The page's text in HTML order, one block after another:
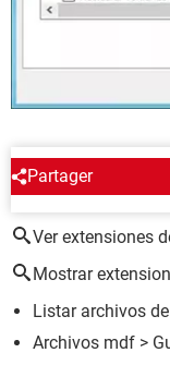
Partager
ALREDEDOR
Ver extensiones
Mostrar
Listar archivos
Archivos mdf >